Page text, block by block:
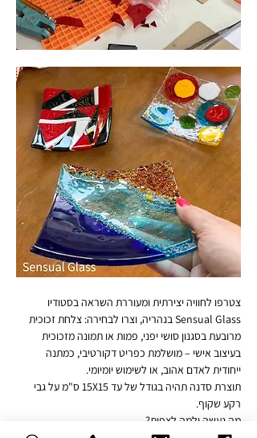
צטרפו לחוויה יצירתית ומעוררת השראה בסטודיו
Sensual Glass בנהריה, וצרו לבחירה: צלחת זכוכית
מרובעת בסגנון סושי יפני, פמות או תמונה מזכוכית
בעיצוב אישי – מושלמת כפריט דקורטיבי, כמתנה
ייחודית לאדם אהוב, או לשימוש יומיומי.
תוצרת סדנה תהיה בגודל של עד 15X15 ס"מ על גבי
רקע שקוף.
מה נעשה ולמה לצפות?